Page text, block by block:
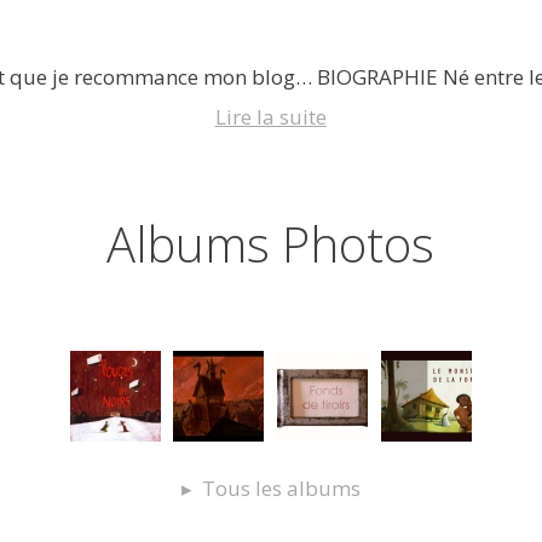
je recommance mon blog… BIOGRAPHIE Né entre
Lire la suite
Albums Photos
Tous les albums